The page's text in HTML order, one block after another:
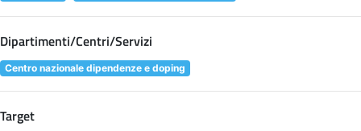
Dipartimenti/Centri/Servizi
Centro nazionale dipendenze e doping
Target